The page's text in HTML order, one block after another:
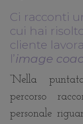
Ci racconti
cui hai
cliente
l’image
“Nella
percorso
personale